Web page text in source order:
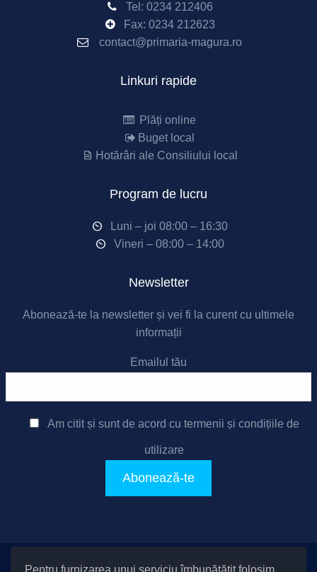
Pentru furnizarea unui serviciu îmbunătățit folosim
Tel: 0234 212406
Fax: 0234 212623
contact@primaria-magura.ro
Linkuri rapide
Plăți online
Buget local
Hotărâri ale Consiliului local
Program de lucru
Luni – joi 08:00 – 16:30
Vineri – 08:00 – 14:00
Newsletter
Abonează-te la newsletter și vei fi la curent cu ultimele
informații
Emailul tău
Am citit și sunt de acord cu termenii și condițiile de
utilizare